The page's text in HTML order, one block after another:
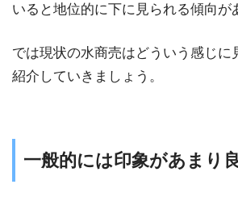
いると地位的に下に見られる傾向が
では現状の水商売はどういう感じに
紹介していきましょう。
一般的には印象があまり